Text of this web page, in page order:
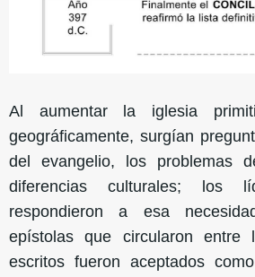
Al aumentar la iglesia
geográficamente, surgían
del evangelio, los problemas
diferencias culturales; los
respondieron a esa
epístolas que circularon entre
escritos fueron aceptados